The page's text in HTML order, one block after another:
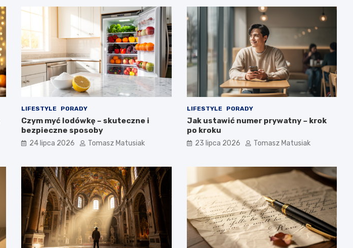
LIFESTYLE PORADY
Czym myć lodówkę – skuteczne i
bezpieczne sposoby
24 lipca 2026 Tomasz Matusiak
LIFESTYLE PORADY
Jak ustawić numer prywatny – krok
po kroku
23 lipca 2026 Tomasz Matusiak